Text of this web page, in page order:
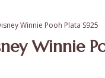
Winnie Pooh Plata S925
Winnie